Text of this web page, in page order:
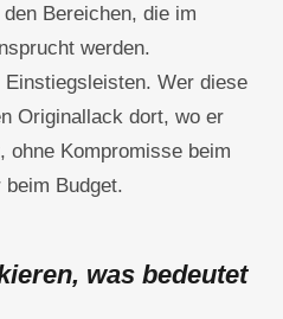
Bereichen, die im
werden.
Wer diese
Originallack dort, wo er
ohne Kompromisse beim
beim Budget.
was bedeutet